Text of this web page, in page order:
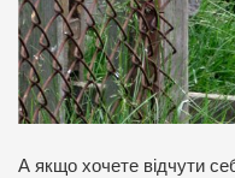
А якщо хочете відчути